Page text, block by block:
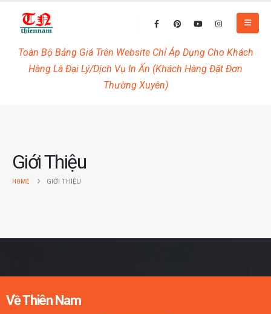
Toàn Bộ Bảng Giá Trên Website Chỉ Áp Dụng Cho Khách
Hàng Là Đại Lý/Dịch Vụ In Ấn (Khách Hàng Đặt Đơn
Thường Xuyên)
Giới Thiệu
HOME GIỚI THIỆU
Về Thiên Nam